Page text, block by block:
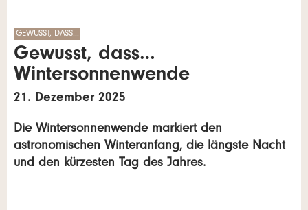
GEWUSST, DASS…
Gewusst, dass…
Wintersonnenwende
21. Dezember 2025
Die Wintersonnenwende markiert den
astronomischen Winteranfang, die längste Nacht
und den kürzesten Tag des Jahres.